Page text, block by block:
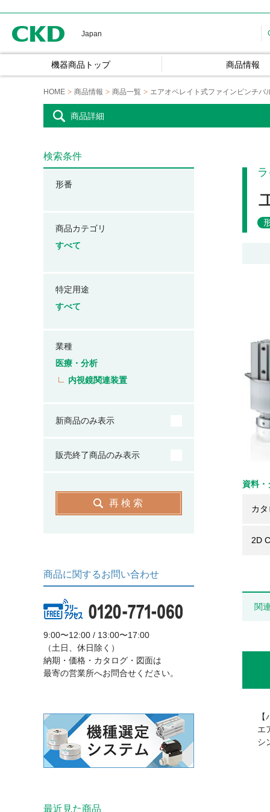
Japan
機器商品トップ 商品情報
HOME 商品情報 商品一覧 エアオペレイト式ファインピンチバ
商品詳細
資料・
カ
2D
関
エ
シ
検索条件
形番
商品カテゴリ
すべて
特定用途
すべて
業種
医療・分析
内視鏡関連装置
新商品のみ表示
販売終了商品のみ表示
再検索
商品に関するお問い合わせ
9:00〜12:00 / 13:00〜17:00
（土日、休日除く）
納期・価格・カタログ・図面は
最寄の営業所へお問合せください。
最近見た商品